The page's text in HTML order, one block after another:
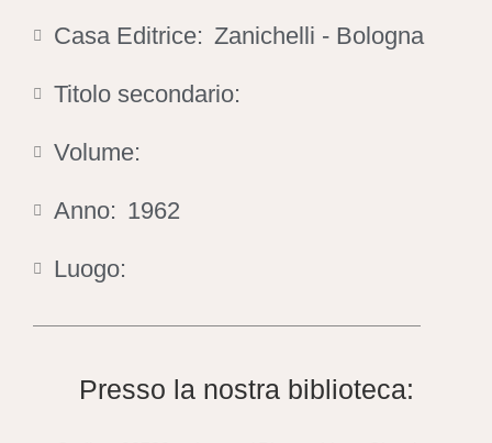
Casa Editrice: Zanichelli - Bologna
Titolo secondario:
Volume:
Anno: 1962
Luogo:
Presso la nostra biblioteca: